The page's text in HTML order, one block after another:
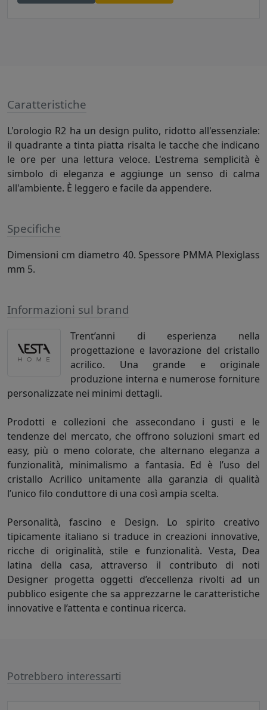
Caratteristiche
L'orologio R2 ha un design pulito, ridotto all'essenziale:
il quadrante a tinta piatta risalta le tacche che indicano
le ore per una lettura veloce. L'estrema semplicità è
simbolo di eleganza e aggiunge un senso di calma
all'ambiente. È leggero e facile da appendere.
Specifiche
Dimensioni cm diametro 40. Spessore PMMA Plexiglass
mm 5.
Informazioni sul brand
Trent’anni di esperienza nella
progettazione e lavorazione del cristallo
acrilico. Una grande e originale
produzione interna e numerose forniture
personalizzate nei minimi dettagli.
Prodotti e collezioni che assecondano i gusti e le
tendenze del mercato, che offrono soluzioni smart ed
easy, più o meno colorate, che alternano eleganza a
funzionalità, minimalismo a fantasia. Ed è l’uso del
cristallo Acrilico unitamente alla garanzia di qualità
l’unico filo conduttore di una così ampia scelta.
Personalità, fascino e Design. Lo spirito creativo
tipicamente italiano si traduce in creazioni innovative,
ricche di originalità, stile e funzionalità. Vesta, Dea
latina della casa, attraverso il contributo di noti
Designer progetta oggetti d’eccellenza rivolti ad un
pubblico esigente che sa apprezzarne le caratteristiche
innovative e l’attenta e continua ricerca.
Potrebbero interessarti